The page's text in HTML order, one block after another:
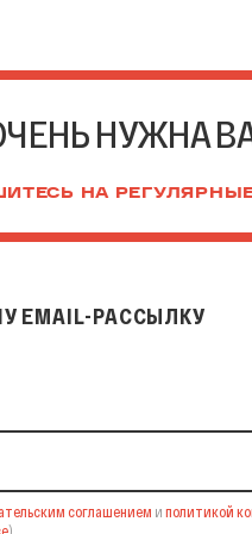
НУЖНА
НА
EMAIL-РАССЫЛКУ
соглашением и политикой